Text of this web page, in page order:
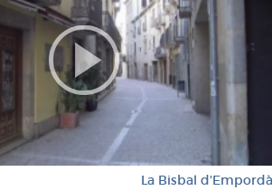
La Bisbal d'Empordà